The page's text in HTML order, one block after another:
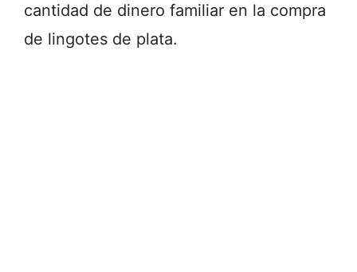
cantidad de dinero familiar en la compra
de lingotes de plata.